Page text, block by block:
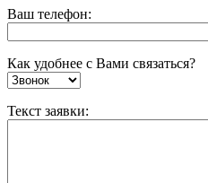
Ваш телефон:
Как удобнее с Вами связаться?
Текст заявки: